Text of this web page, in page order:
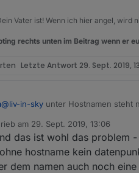
Vater ist! Wenn ich hier angel, wird
rechts unten im Beitrag wenn er
Letzte Antwort 29. Sept. 2019,
@liv-in-sky unter Hostnamen steht
In der Cam-Soft kann man auch
Ist eine Foscam.
am 29. Sept. 2019, 13:06
editiert von
das ist wohl das problem
hostname kein
dem namen auch noch